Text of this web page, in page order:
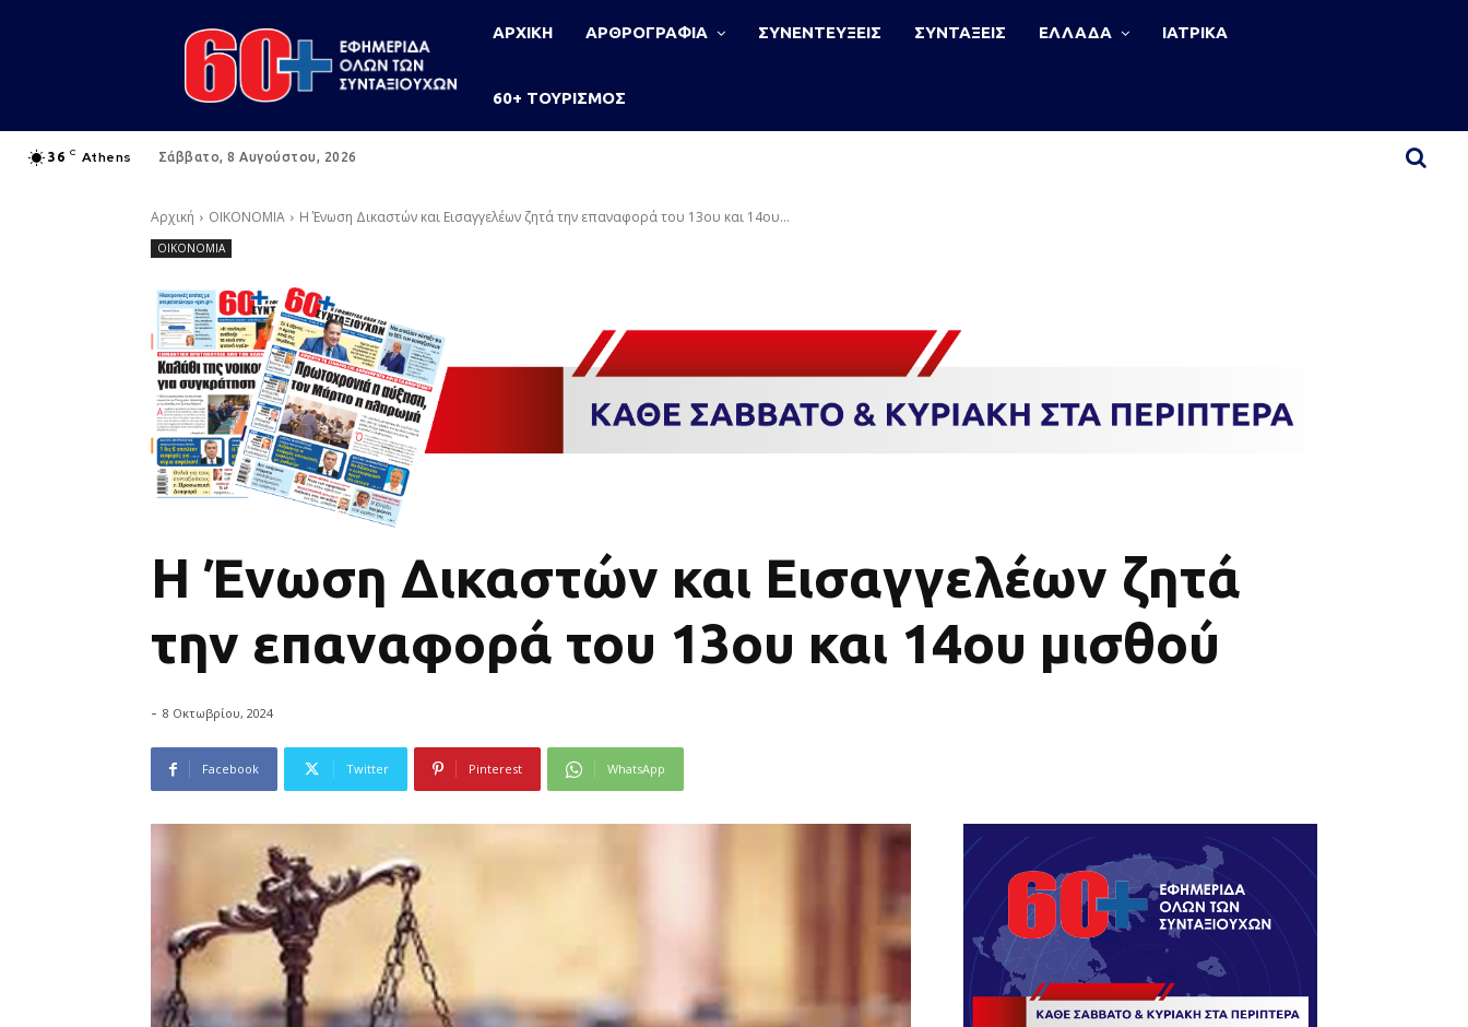
ΑΡΧΙΚΗ ΑΡΘΡΟΓΡΑΦΙΑ ΣΥΝΕΝΤΕΥΞΕΙΣ ΣΥΝΤΑΞΕΙΣ ΕΛΛΑΔΑ ΙΑΤΡΙΚΑ
60+ ΤΟΥΡΙΣΜΟΣ
36 C Athens Σάββατο, 8 Αυγούστου, 2026
Αρχική ΟΙΚΟΝΟΜΙΑ Η Ένωση Δικαστών και Εισαγγελέων ζητά την επαναφορά του 13ου και 14ου...
ΟΙΚΟΝΟΜΙΑ
Η Ένωση Δικαστών και Εισαγγελέων ζητά
την επαναφορά του 13ου και 14ου μισθού
- 8 Οκτωβρίου, 2024
Facebook Twitter Pinterest WhatsApp